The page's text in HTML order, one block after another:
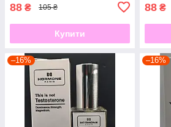
88 ₴ 105 ₴
Купити
88 ₴
–16% –16%